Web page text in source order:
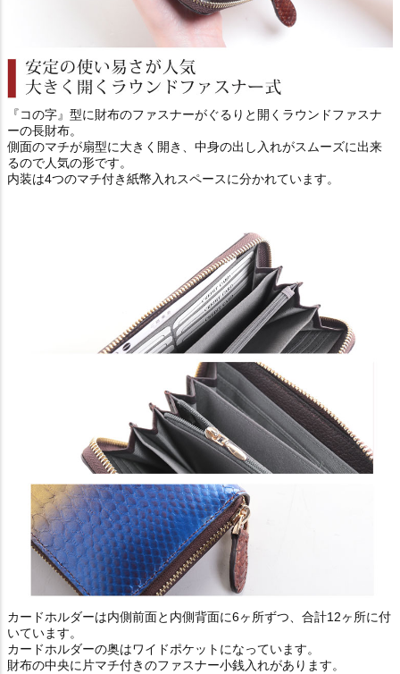
『コの字』型に財布のファスナーがぐるりと開くラウンドファスナ
ーの長財布。
側面のマチが扇型に大きく開き、中身の出し入れがスムーズに出来
るので人気の形です。
内装は4つのマチ付き紙幣入れスペースに分かれています。
カードホルダーは内側前面と内側背面に6ヶ所ずつ、合計12ヶ所に付
いています。
カードホルダーの奥はワイドポケットになっています。
財布の中央に片マチ付きのファスナー小銭入れがあります。